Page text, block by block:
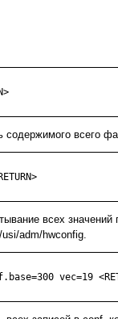
содержимого всего
всех значений
adm/hwconfig.
vec=19